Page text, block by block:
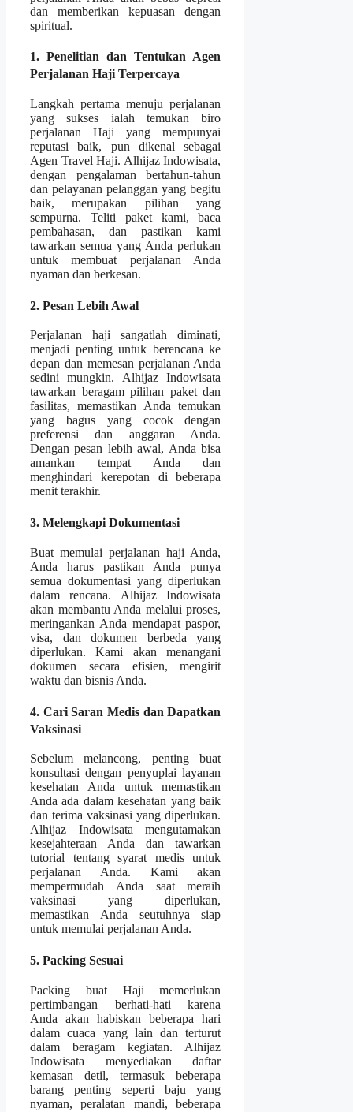
dan memberikan kepuasan dengan
spiritual.
1. Penelitian dan Tentukan Agen
Perjalanan Haji Terpercaya
Langkah pertama menuju perjalanan
yang sukses ialah temukan biro
perjalanan Haji yang mempunyai
reputasi baik, pun dikenal sebagai
Agen Travel Haji. Alhijaz Indowisata,
dengan pengalaman bertahun-tahun
dan pelayanan pelanggan yang begitu
baik, merupakan pilihan yang
sempurna. Teliti paket kami, baca
pembahasan, dan pastikan kami
tawarkan semua yang Anda perlukan
untuk membuat perjalanan Anda
nyaman dan berkesan.
2. Pesan Lebih Awal
Perjalanan haji sangatlah diminati,
menjadi penting untuk berencana ke
depan dan memesan perjalanan Anda
sedini mungkin. Alhijaz Indowisata
tawarkan beragam pilihan paket dan
fasilitas, memastikan Anda temukan
yang bagus yang cocok dengan
preferensi dan anggaran Anda.
Dengan pesan lebih awal, Anda bisa
amankan tempat Anda dan
menghindari kerepotan di beberapa
menit terakhir.
3. Melengkapi Dokumentasi
Buat memulai perjalanan haji Anda,
Anda harus pastikan Anda punya
semua dokumentasi yang diperlukan
dalam rencana. Alhijaz Indowisata
akan membantu Anda melalui proses,
meringankan Anda mendapat paspor,
visa, dan dokumen berbeda yang
diperlukan. Kami akan menangani
dokumen secara efisien, mengirit
waktu dan bisnis Anda.
4. Cari Saran Medis dan Dapatkan
Vaksinasi
Sebelum melancong, penting buat
konsultasi dengan penyuplai layanan
kesehatan Anda untuk memastikan
Anda ada dalam kesehatan yang baik
dan terima vaksinasi yang diperlukan.
Alhijaz Indowisata mengutamakan
kesejahteraan Anda dan tawarkan
tutorial tentang syarat medis untuk
perjalanan Anda. Kami akan
mempermudah Anda saat meraih
vaksinasi yang diperlukan,
memastikan Anda seutuhnya siap
untuk memulai perjalanan Anda.
5. Packing Sesuai
Packing buat Haji memerlukan
pertimbangan berhati-hati karena
Anda akan habiskan beberapa hari
dalam cuaca yang lain dan terturut
dalam beragam kegiatan. Alhijaz
Indowisata menyediakan daftar
kemasan detil, termasuk beberapa
barang penting seperti baju yang
nyaman, peralatan mandi, beberapa